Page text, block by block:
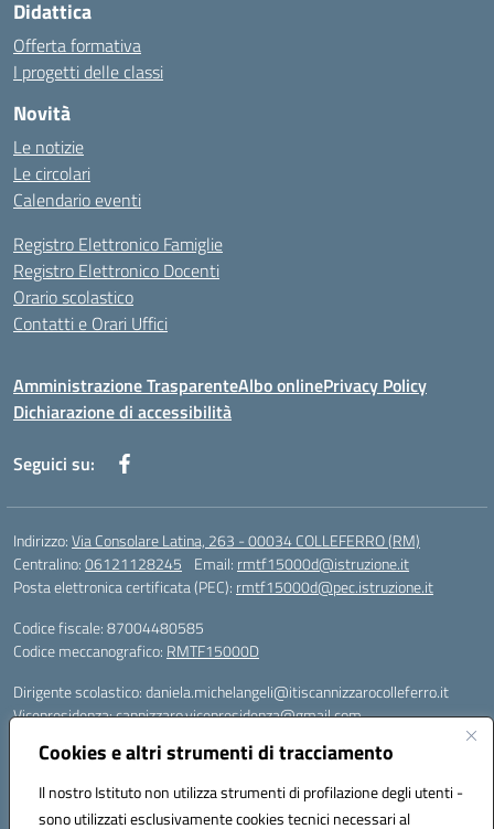
Cookies e altri strumenti di tracciamento
Il nostro Istituto non utilizza strumenti di profilazione degli utenti -
sono utilizzati esclusivamente cookies tecnici necessari al
Didattica
Offerta formativa
I progetti delle classi
Novità
Le notizie
Le circolari
Calendario eventi
Registro Elettronico Famiglie
Registro Elettronico Docenti
Orario scolastico
Contatti e Orari Uffici
Amministrazione TrasparenteAlbo onlinePrivacy Policy
Dichiarazione di accessibilità
Seguici su:
Indirizzo:Via Consolare Latina, 263 - 00034 COLLEFERRO (RM)
Centralino:06121128245 Email: rmtf15000d@istruzione.it
Posta elettronica certificata (PEC): rmtf15000d@pec.istruzione.it
Codice fiscale: 87004480585
Codice meccanografico: RMTF15000D
Dirigente scolastico: daniela.michelangeli@itiscannizzarocolleferro.it
Vicepresidenza: cannizzaro.vicepresidenza@gmail.com
Supporto piattaforme DDI (creazione account e rigenerazione credenziali)